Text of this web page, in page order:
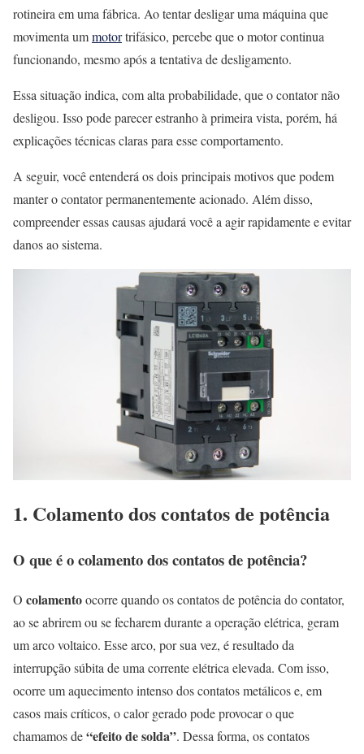
rotineira em uma fábrica. Ao tentar desligar uma máquina que
movimenta ummotortrifásico, percebe que o motor continua
funcionando, mesmo após a tentativa de desligamento.
Essa situação indica, com alta probabilidade, que o contator não
desligou. Isso pode parecer estranho à primeira vista, porém, há
explicações técnicas claras para esse comportamento.
A seguir, você entenderá os dois principais motivos que podem
manter o contator permanentemente acionado. Além disso,
compreender essas causas ajudará você a agir rapidamente e evitar
danos ao sistema.
1. Colamento dos contatos de potência
O que é o colamento dos contatos de potência?
O colamentoocorre quando os contatos de potência do contator,
ao se abrirem ou se fecharem durante a operação elétrica, geram
um arco voltaico. Esse arco, por sua vez, é resultado da
interrupção súbita de uma corrente elétrica elevada. Com isso,
ocorre um aquecimento intenso dos contatos metálicos e, em
casos mais críticos, o calor gerado pode provocar o que
chamamos de“efeito de solda”. Dessa forma, os contatos